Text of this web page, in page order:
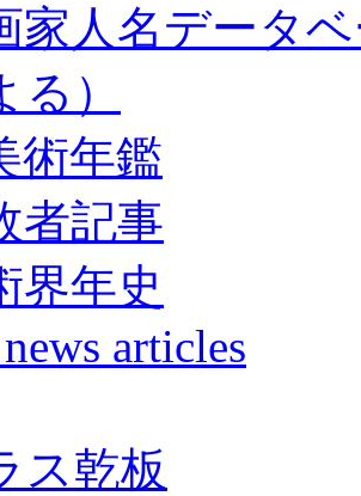
家人名データ
る）
術年鑑
者記事
界年史
articles
ス乾板